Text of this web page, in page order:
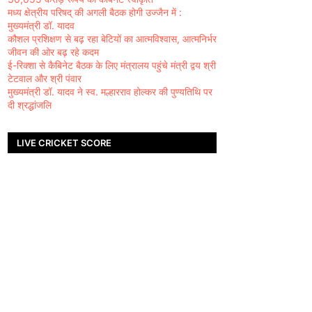
मध्य क्षेत्रीय परिषद् की अगली बैठक होगी उज्जैन में :
मुख्यमंत्री डॉ. यादव
कौशल प्रशिक्षण से बढ़ रहा बेटियों का आत्मविश्वास, आत्मनिर्भर
जीवन की ओर बढ़ रहे कदम
ई-रिक्शा से कैबिनेट बैठक के लिए मंत्रालय पहुंचे मंत्री द्वय श्री
टेटवाल और श्री पंवार
मुख्यमंत्री डॉ. यादव ने स्व. मल्हारराव होल्कर की पुण्यतिथि पर
दी श्रद्धांजलि
LIVE CRICKET SCORE